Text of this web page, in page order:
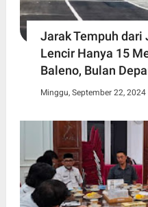
Jarak Tempuh dari
Lencir Hanya 15
Baleno, Bulan
Minggu, September 22, 2024